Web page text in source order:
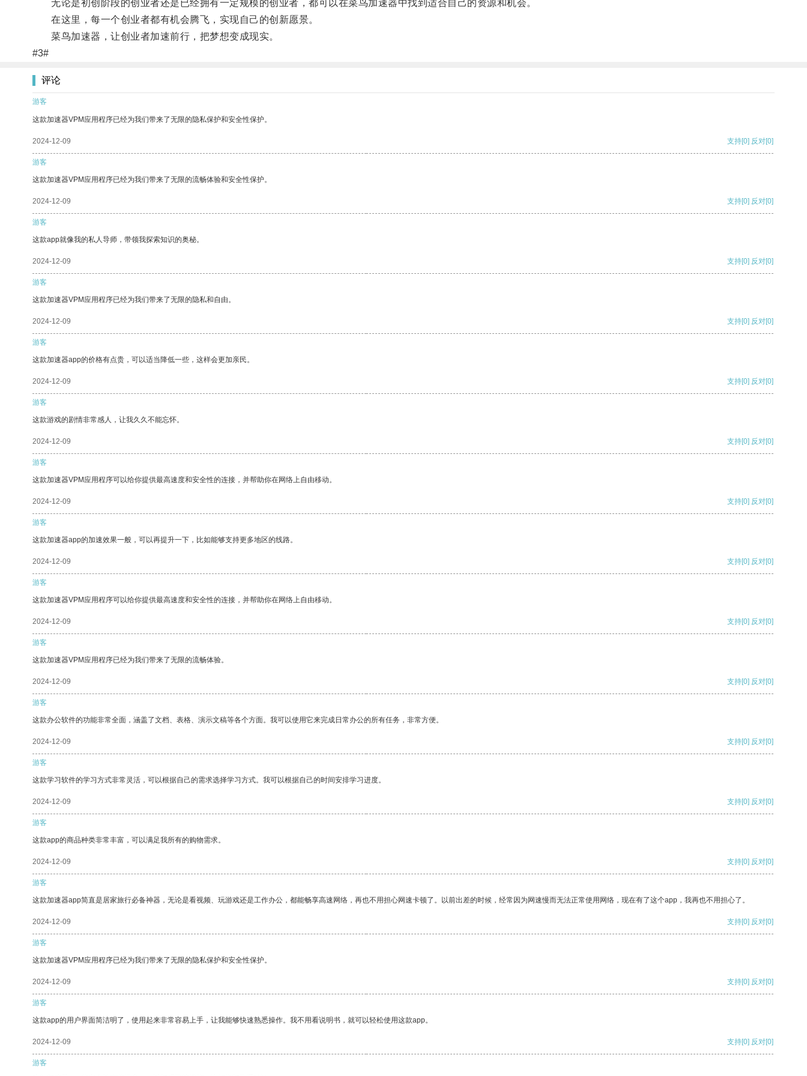
无论是初创阶段的创业者还是已经拥有一定规模的创业者，都可以在菜鸟加速器中找到适合自己的资源和机会。
在这里，每一个创业者都有机会腾飞，实现自己的创新愿景。
菜鸟加速器，让创业者加速前行，把梦想变成现实。
#3#
评论
游客
这款加速器VPM应用程序已经为我们带来了无限的隐私保护和安全性保护。
2024-12-09 支持[0] 反对[0]
游客
这款加速器VPM应用程序已经为我们带来了无限的流畅体验和安全性保护。
2024-12-09 支持[0] 反对[0]
游客
这款app就像我的私人导师，带领我探索知识的奥秘。
2024-12-09 支持[0] 反对[0]
游客
这款加速器VPM应用程序已经为我们带来了无限的隐私和自由。
2024-12-09 支持[0] 反对[0]
游客
这款加速器app的价格有点贵，可以适当降低一些，这样会更加亲民。
2024-12-09 支持[0] 反对[0]
游客
这款游戏的剧情非常感人，让我久久不能忘怀。
2024-12-09 支持[0] 反对[0]
游客
这款加速器VPM应用程序可以给你提供最高速度和安全性的连接，并帮助你在网络上自由移动。
2024-12-09 支持[0] 反对[0]
游客
这款加速器app的加速效果一般，可以再提升一下，比如能够支持更多地区的线路。
2024-12-09 支持[0] 反对[0]
游客
这款加速器VPM应用程序可以给你提供最高速度和安全性的连接，并帮助你在网络上自由移动。
2024-12-09 支持[0] 反对[0]
游客
这款加速器VPM应用程序已经为我们带来了无限的流畅体验。
2024-12-09 支持[0] 反对[0]
游客
这款办公软件的功能非常全面，涵盖了文档、表格、演示文稿等各个方面。我可以使用它来完成日常办公的所有任务，非常方便。
2024-12-09 支持[0] 反对[0]
游客
这款学习软件的学习方式非常灵活，可以根据自己的需求选择学习方式。我可以根据自己的时间安排学习进度。
2024-12-09 支持[0] 反对[0]
游客
这款app的商品种类非常丰富，可以满足我所有的购物需求。
2024-12-09 支持[0] 反对[0]
游客
这款加速器app简直是居家旅行必备神器，无论是看视频、玩游戏还是工作办公，都能畅享高速网络，再也不用担心网速卡顿了。以前出差的时候，经常因为网速慢而无法正常使用网络，现在有了这个app，我再也不用担心了。
2024-12-09 支持[0] 反对[0]
游客
这款加速器VPM应用程序已经为我们带来了无限的隐私保护和安全性保护。
2024-12-09 支持[0] 反对[0]
游客
这款app的用户界面简洁明了，使用起来非常容易上手，让我能够快速熟悉操作。我不用看说明书，就可以轻松使用这款app。
2024-12-09 支持[0] 反对[0]
游客